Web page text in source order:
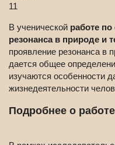
11
В ученической работе
резонанса в природе и
проявление резонанса в
дается общее
изучаются особенности
жизнедеятельности
Подробнее о